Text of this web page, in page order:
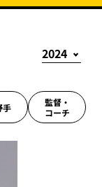
手
監督・
コーチ